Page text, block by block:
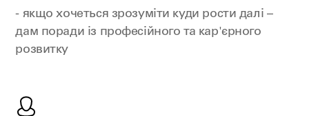
- якщо хочеться зрозуміти куди рости далі –
дам поради із професійного та кар'єрного
розвитку